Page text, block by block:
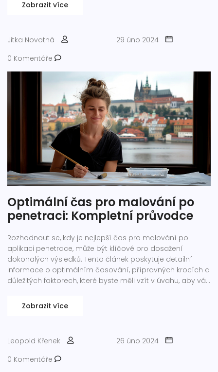
Zobrazit více
Jitka Novotná
29 úno 2024
0 Komentáře
Optimální čas pro malování po
penetraci: Kompletní průvodce
Rozhodnout se, kdy je nejlepší čas pro malování po
aplikaci penetrace, může být klíčové pro dosažení
dokonalých výsledků. Tento článek poskytuje detailní
informace o optimálním časování, přípravných krocích a
důležitých faktorech, které byste měli vzít v úvahu, aby váš
od odborníků, jak dosáhnout co nejlepších výsledků.
Zobrazit více
Leopold Křenek
26 úno 2024
0 Komentáře